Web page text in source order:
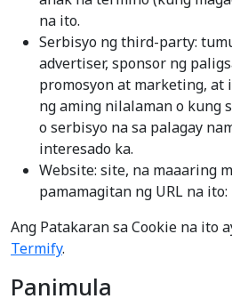
na ito.
Serbisyo ng third-party:
advertiser, sponsor ng
promosyon at marketing, at
ng aming nilalaman o kung
o serbisyo na sa palagay
interesado ka.
Website: site, na maaaring
pamamagitan ng URL na
Ang Patakaran sa Cookie na ito
Termify.
Panimula